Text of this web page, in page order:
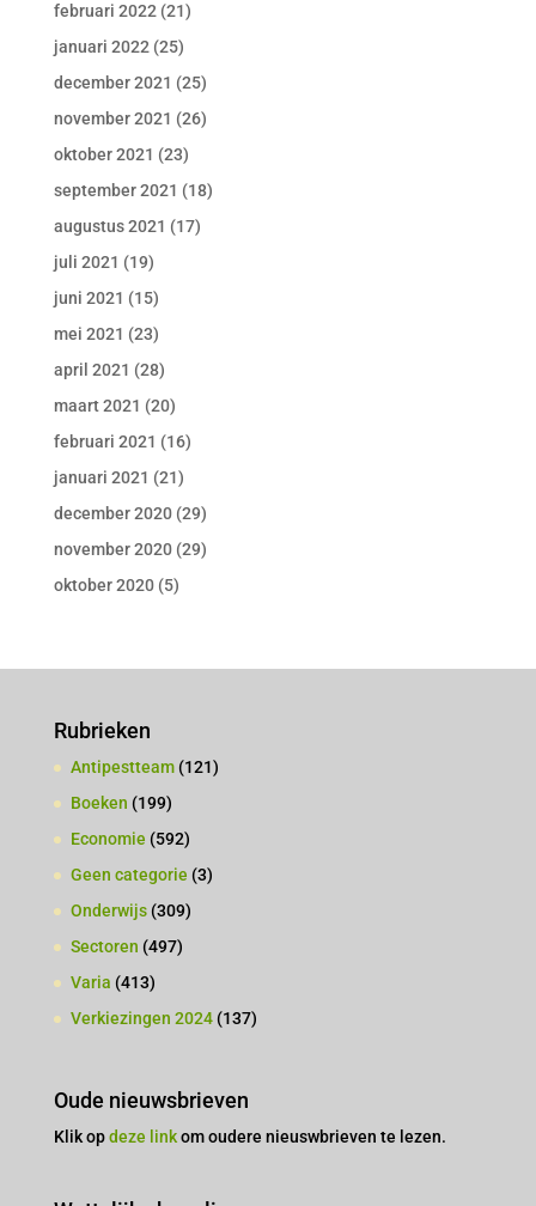
februari 2022 (21)
januari 2022 (25)
december 2021 (25)
november 2021 (26)
oktober 2021 (23)
september 2021 (18)
augustus 2021 (17)
juli 2021 (19)
juni 2021 (15)
mei 2021 (23)
april 2021 (28)
maart 2021 (20)
februari 2021 (16)
januari 2021 (21)
december 2020(29)
november 2020(29)
oktober 2020(5)
Rubrieken
Antipestteam(121)
Boeken (199)
Economie (592)
Geen categorie (3)
Onderwijs(309)
Sectoren (497)
Varia (413)
Verkiezingen 2024(137)
Oude nieuwsbrieven
Klik opdeze linkom oudere nieuswbrieven te lezen.